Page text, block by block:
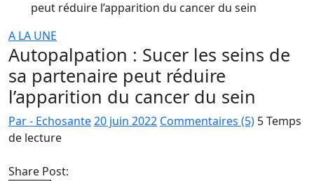
peut réduire l’apparition du cancer du sein
A LA UNE
Autopalpation : Sucer les seins de
sa partenaire peut réduire
l’apparition du cancer du sein
Par - Echosante20 juin 2022 Commentaires (5) 5 Temps
de lecture
Share Post: